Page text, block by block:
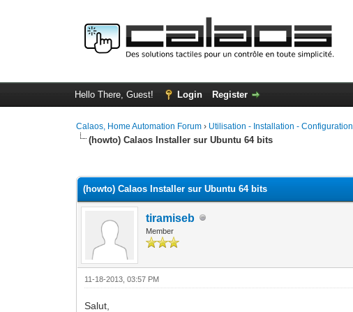
Hello There, Guest! Login Register
Calaos, Home Automation Forum › Utilisation - Installation - Configuration
(howto) Calaos Installer sur Ubuntu 64 bits
(howto) Calaos Installer sur Ubuntu 64 bits
tiramiseb
Member
11-18-2013, 03:57 PM
Salut,